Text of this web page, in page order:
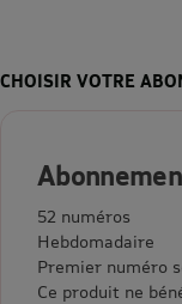
CHOISIR VOTRE
52 numéros
Hebdomadaire
Premier numéro
Ce produit ne